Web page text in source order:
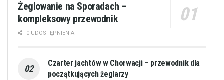
Żeglowanie na Sporadach –
kompleksowy przewodnik
0 UDOSTĘPNIENIA
Czarter jachtów w Chorwacji – przewodnik dla
początkujących żeglarzy